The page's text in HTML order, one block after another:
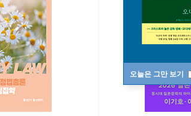
오늘은 그만 보기